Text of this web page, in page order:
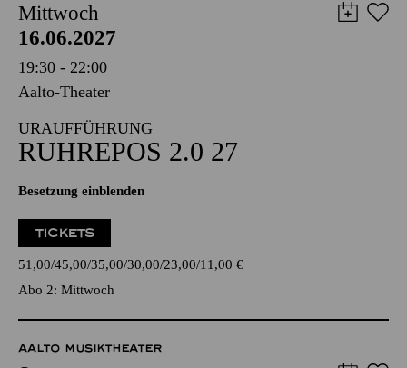
Mittwoch
16.06.2027
19:30 - 22:00
Aalto-Theater
URAUFFÜHRUNG
RUHREPOS 2.0 27
Besetzung einblenden
TICKETS
51,00 45,00 35,00 30,00 23,00 11,00 €
Abo 2: Mittwoch
AALTO MUSIKTHEATER